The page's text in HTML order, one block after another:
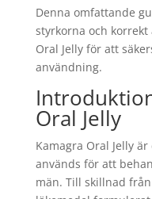
Denna omfattande
styrkorna och
Oral Jelly för att
användning.
Oral Jelly
Kamagra Oral Jelly
används för att
män. Till skillnad